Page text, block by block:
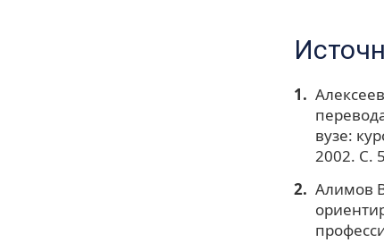
вузе:
2002. С.
Алимов